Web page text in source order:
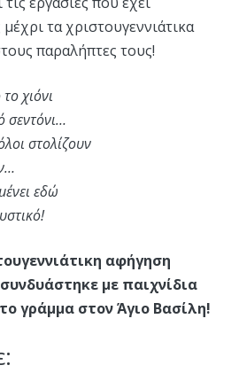
τα χριστουγεννιάτικα
παραλήπτες τους!
χιόνι
σεντόνι…
στολίζουν
εδώ
αφήγηση
με παιχνίδια
γράμμα στον Άγιο Βασίλη!